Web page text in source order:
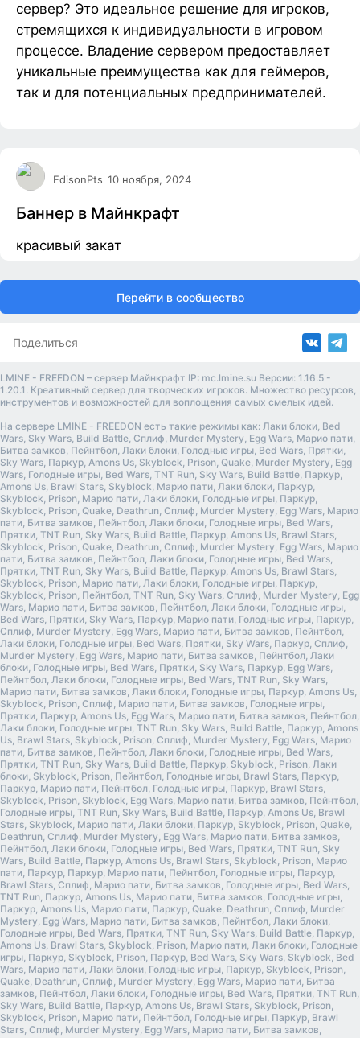
сервер? Это идеальное решение для игроков,
стремящихся к индивидуальности в игровом
процессе. Владение сервером предоставляет
уникальные преимущества как для геймеров,
так и для потенциальных предпринимателей.
EdisonPts 10 ноября, 2024
Баннер в Майнкрафт
красивый закат
Перейти в сообщество
Поделиться
LMINE - FREEDON – сервер Майнкрафт IP: mc.lmine.su Версии: 1.16.5 -
1.20.1. Креативный сервер для творческих игроков. Множество ресурсов,
инструментов и возможностей для воплощения самых смелых идей.
На сервере LMINE - FREEDON есть такие режимы как: Лаки блоки, Bed
Wars, Sky Wars, Build Battle, Сплиф, Murder Mystery, Egg Wars, Марио пати,
Битва замков, Пейнтбол, Лаки блоки, Голодные игры, Bed Wars, Прятки,
Sky Wars, Паркур, Amons Us, Skyblock, Prison, Quake, Murder Mystery, Egg
Wars, Голодные игры, Bed Wars, TNT Run, Sky Wars, Build Battle, Паркур,
Amons Us, Brawl Stars, Skyblock, Марио пати, Лаки блоки, Паркур,
Skyblock, Prison, Марио пати, Лаки блоки, Голодные игры, Паркур,
Skyblock, Prison, Quake, Deathrun, Сплиф, Murder Mystery, Egg Wars, Марио
пати, Битва замков, Пейнтбол, Лаки блоки, Голодные игры, Bed Wars,
Прятки, TNT Run, Sky Wars, Build Battle, Паркур, Amons Us, Brawl Stars,
Skyblock, Prison, Quake, Deathrun, Сплиф, Murder Mystery, Egg Wars, Марио
пати, Битва замков, Пейнтбол, Лаки блоки, Голодные игры, Bed Wars,
Прятки, TNT Run, Sky Wars, Build Battle, Паркур, Amons Us, Brawl Stars,
Skyblock, Prison, Марио пати, Лаки блоки, Голодные игры, Паркур,
Skyblock, Prison, Пейнтбол, TNT Run, Sky Wars, Сплиф, Murder Mystery, Egg
Wars, Марио пати, Битва замков, Пейнтбол, Лаки блоки, Голодные игры,
Bed Wars, Прятки, Sky Wars, Паркур, Марио пати, Голодные игры, Паркур,
Сплиф, Murder Mystery, Egg Wars, Марио пати, Битва замков, Пейнтбол,
Лаки блоки, Голодные игры, Bed Wars, Прятки, Sky Wars, Паркур, Сплиф,
Murder Mystery, Egg Wars, Марио пати, Битва замков, Пейнтбол, Лаки
блоки, Голодные игры, Bed Wars, Прятки, Sky Wars, Паркур, Egg Wars,
Пейнтбол, Лаки блоки, Голодные игры, Bed Wars, TNT Run, Sky Wars,
Марио пати, Битва замков, Лаки блоки, Голодные игры, Паркур, Amons Us,
Skyblock, Prison, Сплиф, Марио пати, Битва замков, Голодные игры,
Прятки, Паркур, Amons Us, Egg Wars, Марио пати, Битва замков, Пейнтбол,
Лаки блоки, Голодные игры, TNT Run, Sky Wars, Build Battle, Паркур, Amons
Us, Brawl Stars, Skyblock, Prison, Сплиф, Murder Mystery, Egg Wars, Марио
пати, Битва замков, Пейнтбол, Лаки блоки, Голодные игры, Bed Wars,
Прятки, TNT Run, Sky Wars, Build Battle, Паркур, Skyblock, Prison, Лаки
блоки, Skyblock, Prison, Пейнтбол, Голодные игры, Brawl Stars, Паркур,
Паркур, Марио пати, Пейнтбол, Голодные игры, Паркур, Brawl Stars,
Skyblock, Prison, Skyblock, Egg Wars, Марио пати, Битва замков, Пейнтбол,
Голодные игры, TNT Run, Sky Wars, Build Battle, Паркур, Amons Us, Brawl
Stars, Skyblock, Марио пати, Лаки блоки, Паркур, Skyblock, Prison, Quake,
Deathrun, Сплиф, Murder Mystery, Egg Wars, Марио пати, Битва замков,
Пейнтбол, Лаки блоки, Голодные игры, Bed Wars, Прятки, TNT Run, Sky
Wars, Build Battle, Паркур, Amons Us, Brawl Stars, Skyblock, Prison, Марио
пати, Паркур, Паркур, Марио пати, Пейнтбол, Голодные игры, Паркур,
Brawl Stars, Сплиф, Марио пати, Битва замков, Голодные игры, Bed Wars,
TNT Run, Паркур, Amons Us, Марио пати, Битва замков, Голодные игры,
Паркур, Amons Us, Марио пати, Паркур, Quake, Deathrun, Сплиф, Murder
Mystery, Egg Wars, Марио пати, Битва замков, Пейнтбол, Лаки блоки,
Голодные игры, Bed Wars, Прятки, TNT Run, Sky Wars, Build Battle, Паркур,
Amons Us, Brawl Stars, Skyblock, Prison, Марио пати, Лаки блоки, Голодные
игры, Паркур, Skyblock, Prison, Паркур, Bed Wars, Sky Wars, Skyblock, Bed
Wars, Марио пати, Лаки блоки, Голодные игры, Паркур, Skyblock, Prison,
Quake, Deathrun, Сплиф, Murder Mystery, Egg Wars, Марио пати, Битва
замков, Пейнтбол, Лаки блоки, Голодные игры, Bed Wars, Прятки, TNT Run,
Sky Wars, Build Battle, Паркур, Amons Us, Brawl Stars, Skyblock, Prison,
Skyblock, Prison, Марио пати, Пейнтбол, Голодные игры, Паркур, Brawl
Stars, Сплиф, Murder Mystery, Egg Wars, Марио пати, Битва замков,